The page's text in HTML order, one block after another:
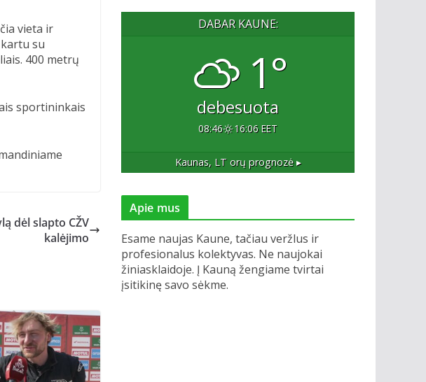
vieta ir
su
400 metrų
sportininkais
dėl slapto CŽV
kalėjimo
DABAR KAUNE:
1°
debesuota
08:46 16:06 EET
Kaunas, LTorų prognozė ▸
Apie mus
Esame naujas Kaune, tačiau veržlus ir
profesionalus kolektyvas. Ne naujokai
žiniasklaidoje. Į Kauną žengiame tvirtai
įsitikinę savo sėkme.